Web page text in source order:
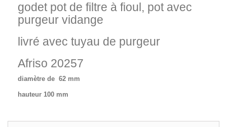
godet pot de filtre à fioul, pot avec
purgeur vidange
livré avec tuyau de purgeur
Afriso 20257
diamètre de 62 mm
hauteur 100 mm